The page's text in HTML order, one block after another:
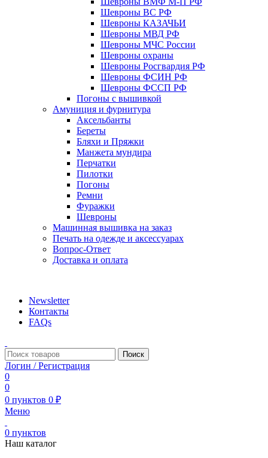
Шевроны ВС РФ
Шевроны КАЗАЧЬИ
Шевроны МВД РФ
Шевроны МЧС России
Шевроны охраны
Шевроны Росгвардия РФ
Шевроны ФСИН РФ
Шевроны ФССП РФ
Погоны с вышивкой
Амуниция и фурнитура
Аксельбанты
Береты
Бляхи и Пряжки
Манжета мундира
Перчатки
Пилотки
Погоны
Ремни
Фуражки
Шевроны
Машинная вышивка на заказ
Печать на одежде и аксессуарах
Вопрос-Ответ
Доставка и оплата
Newsletter
Контакты
FAQs
Поиск
Логин / Регистрация
0
0
0 пунктов 0 ₽
Меню
0 пунктов
Наш каталог